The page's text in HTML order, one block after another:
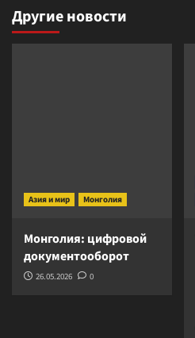
Другие новости
Азия и мир Монголия
Монголия: цифровой
документооборот
26.05.2026 0